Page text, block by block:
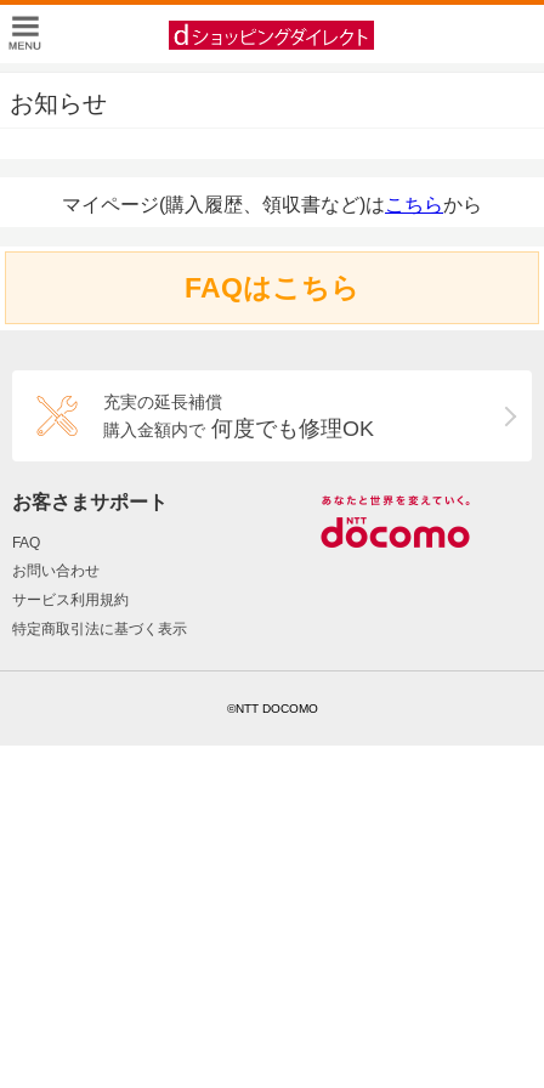
お知らせ
マイページ(購入履歴、領収書など)はこちらから
FAQはこちら
充実の延長補償
購入金額内で 何度でも修理OK
お客さまサポート
FAQ
お問い合わせ
サービス利用規約
特定商取引法に基づく表示
©NTT DOCOMO